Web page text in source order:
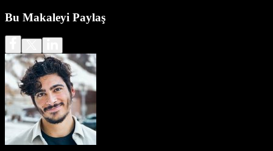
Bu Makaleyi Paylaş